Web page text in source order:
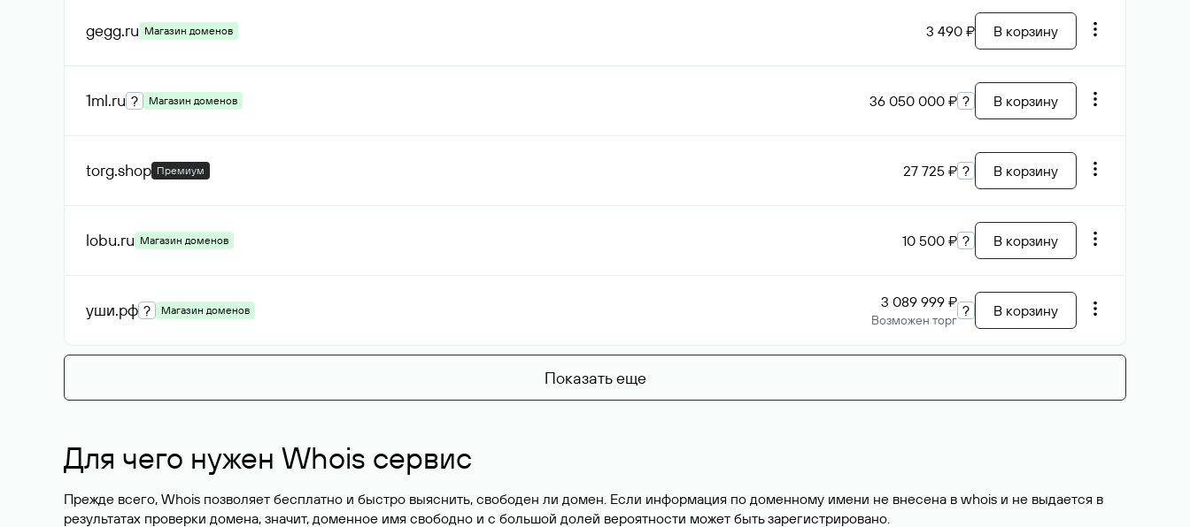
gegg.ru Магазин доменов 3 490 ₽ В корзину
1ml.ru ? Магазин доменов 36 050 000 ₽ ? В корзину
torg.shop Премиум 27 725 ₽ ? В корзину
lobu.ru Магазин доменов 10 500 ₽ ? В корзину
уши.рф ? Магазин доменов 3 089 999 ₽
Возможен торг
? В корзину
Показать еще
Для чего нужен Whois сервис
Прежде всего, Whois позволяет бесплатно и быстро выяснить, свободен ли домен. Если информация по доменному имени не внесена в whois и не выдается в
результатах проверки домена, значит, доменное имя свободно и с большой долей вероятности может быть зарегистрировано.